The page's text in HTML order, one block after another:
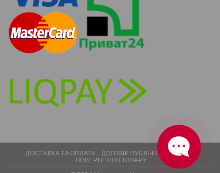
ДОСТАВКА ТА ОПЛАТА
ДОГОВІР ПУБЛІЧНОЇ ОФЕРТИ
ПОВЕРНЕННЯ ТОВАРУ